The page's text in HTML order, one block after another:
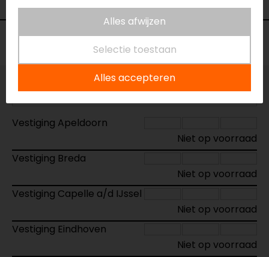
Maat:W28-L34
Vestiging Apeldoorn
Niet op voorraad
Vestiging Breda
Niet op voorraad
Vestiging Capelle a/d IJssel
Niet op voorraad
Vestiging Eindhoven
Niet op voorraad
Alles afwijzen
Selectie toestaan
Alles accepteren